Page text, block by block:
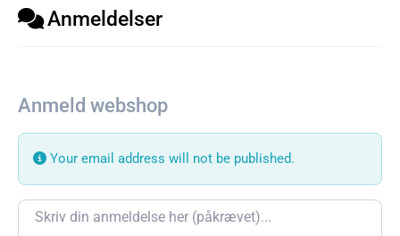
Anmeldelser
Anmeld webshop
Your email address will not be published.
Review text